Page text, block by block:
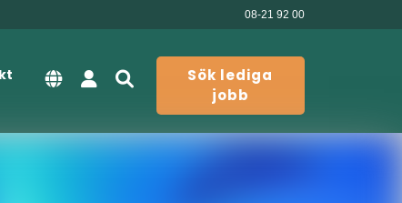
08-21 92 00
Sök lediga
jobb